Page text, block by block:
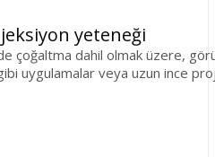
yeteneği
çoğaltma dahil olmak üzere,
uygulamalar veya uzun ince